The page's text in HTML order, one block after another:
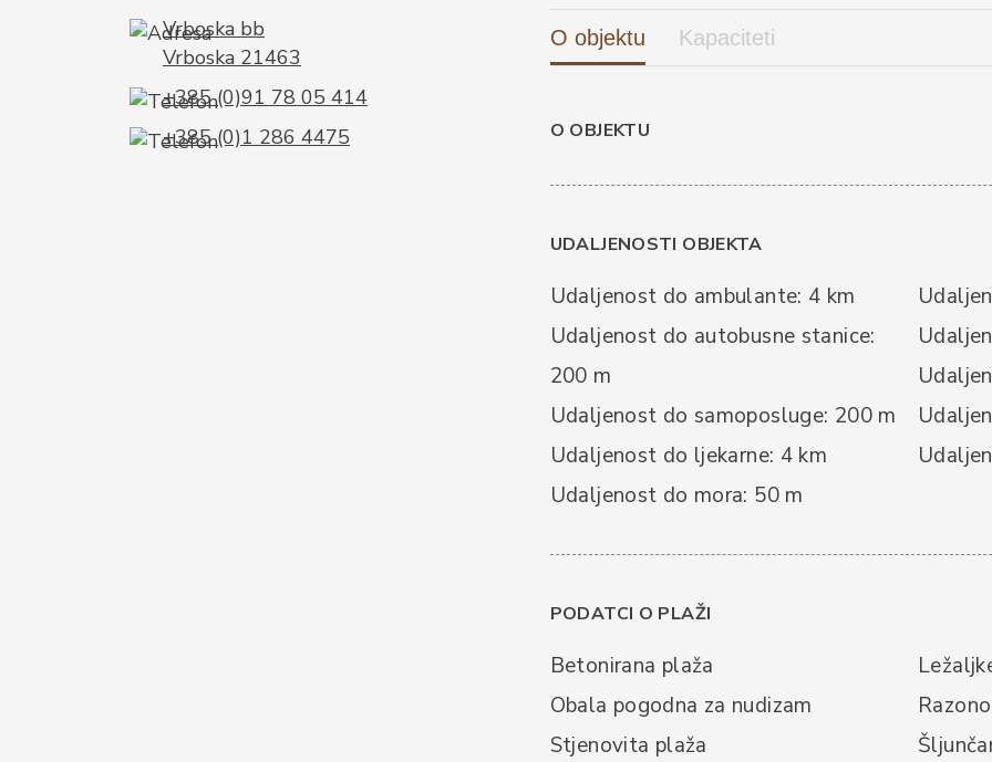
Vrboska bb
Vrboska 21463
+385 (0)91 78 05 414
+385 (0)1 286 4475
O objektu Kapaciteti
O OBJEKTU
UDALJENOSTI OBJEKTA
Udaljenost do ambulante: 4 km
Udaljenost do autobusne stanice:
200 m
Udaljenost do samoposluge: 200 m
Udaljenost do ljekarne: 4 km
Udaljenost do mora: 50 m
PODATCI O PLAŽI
Betonirana plaža
Obala pogodna za nudizam
Stjenovita plaža